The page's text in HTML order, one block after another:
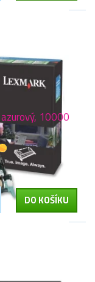
10000
1 zlaťák
DO KOŠÍKU